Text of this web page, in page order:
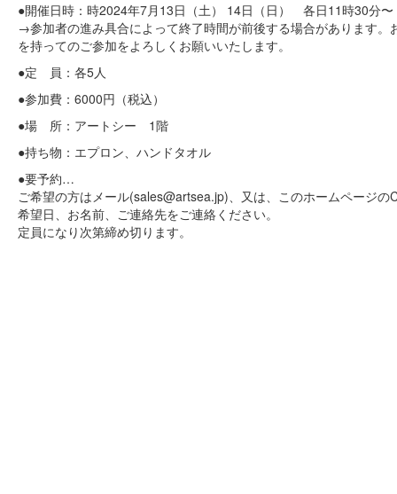
●開催日時：時2024年7月13日（土） 14日（日） 各日11時30分〜
→参加者の進み具合によって終了時間が前後する場合があります。
を持ってのご参加をよろしくお願いいたします。
●定 員：各5人
●参加費：6000円（税込）
●場 所：アートシー 1階
●持ち物：エプロン、ハンドタオル
●要予約…
ご希望の方はメール(sales@artsea.jp)、又は、このホームページの
希望日、お名前、ご連絡先をご連絡ください。
定員になり次第締め切ります。